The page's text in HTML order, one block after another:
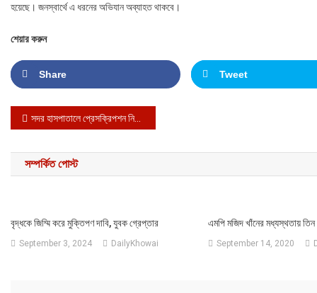
হয়েছে। জনস্বার্থে এ ধরনের অভিযান অব্যাহত থাকবে।
শেয়ার করুন
Share Tweet
Post navigation
সদর হাসপাতালে প্রেসক্রিপশন নিয়ে দালালদের হাতাহাতি
সম্পর্কিত পোস্ট
বৃদ্ধকে জিম্মি করে মুক্তিপণ দাবি, যুবক গ্রেপ্তার
September 3, 2024 DailyKhowai
এমপি মজিদ খাঁনের মধ্যস্থতায় তিন
September 14, 2020